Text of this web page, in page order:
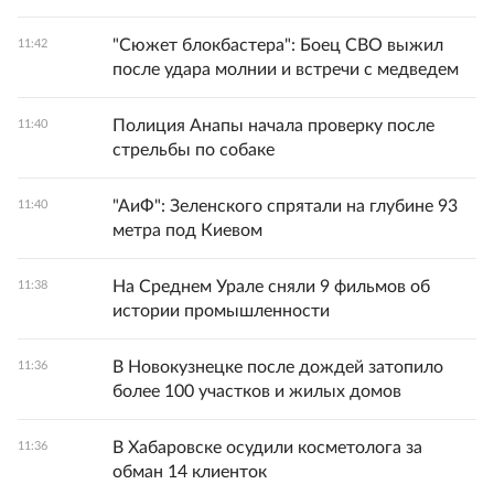
11:42
"Сюжет блокбастера": Боец СВО выжил
после удара молнии и встречи с медведем
11:40
Полиция Анапы начала проверку после
стрельбы по собаке
11:40
"АиФ": Зеленского спрятали на глубине 93
метра под Киевом
11:38
На Среднем Урале сняли 9 фильмов об
истории промышленности
11:36
В Новокузнецке после дождей затопило
более 100 участков и жилых домов
11:36
В Хабаровске осудили косметолога за
обман 14 клиенток